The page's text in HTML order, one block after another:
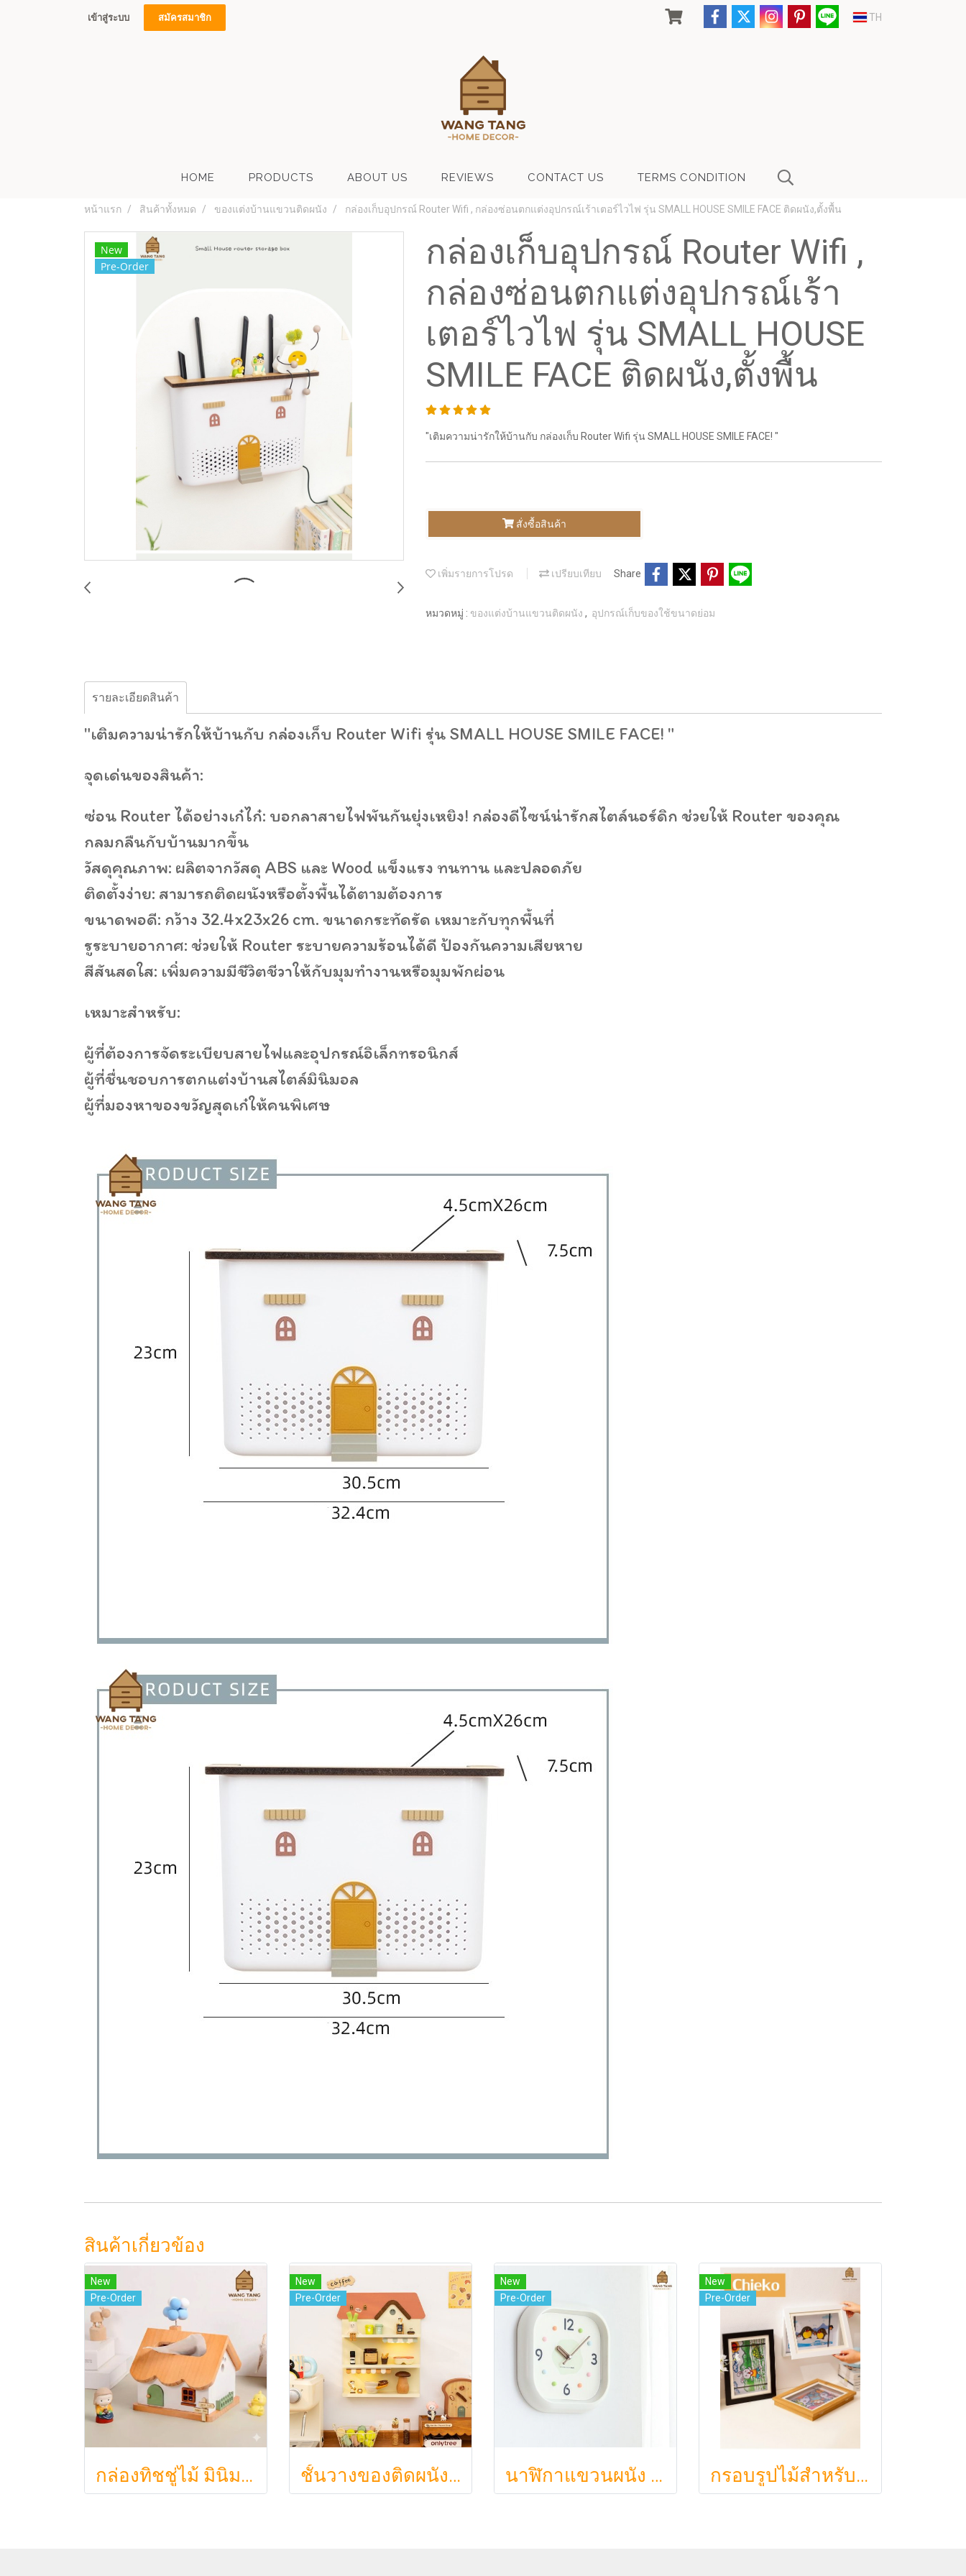
เข้าสู่ระบบ สมัครสมาชิก TH
HOME PRODUCTS ABOUT US REVIEWS CONTACT US TERMS CONDITION
หน้าแรก สินค้าทั้งหมด ของแต่งบ้านแขวนติดผนัง กล่องเก็บอุปกรณ์ Router Wifi , กล่องซ่อนตกแต่งอุปกรณ์เร้าเตอร์ไวไฟ รุ่น SMALL HOUSE SMILE FACE ติดผนัง,ตั้งพื้น
New
Pre-Order
กล่องเก็บอุปกรณ์ Router Wifi ,
กล่องซ่อนตกแต่งอุปกรณ์เร้า
เตอร์ไวไฟ รุ่น SMALL HOUSE
SMILE FACE ติดผนัง,ตั้งพื้น
"เติมความน่ารักให้บ้านกับ กล่องเก็บ Router Wifi รุ่น SMALL HOUSE SMILE FACE! "
สั่งซื้อสินค้า
เพิ่มรายการโปรด เปรียบเทียบ Share
หมวดหมู่ : ของแต่งบ้านแขวนติดผนัง , อุปกรณ์เก็บของใช้ขนาดย่อม
รายละเอียดสินค้า
"เติมความน่ารักให้บ้านกับ กล่องเก็บ Router Wifi รุ่น SMALL HOUSE SMILE FACE! "
จุดเด่นของสินค้า:
ซ่อน Router ได้อย่างเก๋ไก๋: บอกลาสายไฟพันกันยุ่งเหยิง! กล่องดีไซน์น่ารักสไตล์นอร์ดิก ช่วยให้ Router ของคุณ
กลมกลืนกับบ้านมากขึ้น
วัสดุคุณภาพ: ผลิตจากวัสดุ ABS และ Wood แข็งแรง ทนทาน และปลอดภัย
ติดตั้งง่าย: สามารถติดผนังหรือตั้งพื้นได้ตามต้องการ
ขนาดพอดี: กว้าง 32.4x23x26 cm. ขนาดกระทัดรัด เหมาะกับทุกพื้นที่
รูระบายอากาศ: ช่วยให้ Router ระบายความร้อนได้ดี ป้องกันความเสียหาย
สีสันสดใส: เพิ่มความมีชีวิตชีวาให้กับมุมทำงานหรือมุมพักผ่อน
เหมาะสำหรับ:
ผู้ที่ต้องการจัดระเบียบสายไฟและอุปกรณ์อิเล็กทรอนิกส์
ผู้ที่ชื่นชอบการตกแต่งบ้านสไตล์มินิมอล
ผู้ที่มองหาของขวัญสุดเก๋ให้คนพิเศษ
สินค้าเกี่ยวข้อง
New
Pre-Order
กล่องทิชชู่ไม้ มินิมอล รูปบ้าน Nordic แต่งบ้านน่ารัก ฝาแม่เหล็ก มีช่องเสียบการ์ด (สำหรับทิชชู่ไซส์ S)
New
Pre-Order
ชั้นวางของติดผนัง Ouchi Shelf (おうちシェルフ) ดีไซน์บ้านไม้สุดน่ารัก ช่วยจัดระเบียบของสะสมให้ดูอบอุ่นสไตล์ญี่ปุ่น
New
Pre-Order
นาฬิกาแขวนผนัง สไตล์มินิมอลโมเดิร์น โทนสีครีมนวลพาสเทล ดีไซน์สี่เหลี่ยมโค้งมนสวยเก๋ เดินเงียบสนิทไร้เสียงรบกวน รุ่น SAWA แบรนด์ NEO KOREA
New
Pre-Order
กรอบรูปไม้สำหรับจัดเก็บและโชว์ผลงานศิลปะเด็ก เปิดปิดได้ เปลี่ยนรูปง่าย Chieko